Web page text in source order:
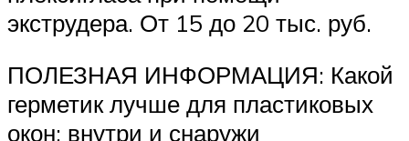
экструдера. От 15 до 20 тыс. руб.
ПОЛЕЗНАЯ ИНФОРМАЦИЯ: Какой
герметик лучше для пластиковых
окон: внутри и снаружи